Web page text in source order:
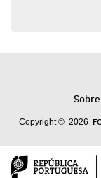
Sobre
Copyright © 2026